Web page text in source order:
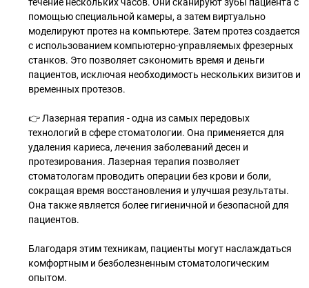
помощью специальной камеры, а затем виртуально
моделируют протез на компьютере. Затем протез создается
с использованием компьютерно-управляемых фрезерных
станков. Это позволяет сэкономить время и деньги
пациентов, исключая необходимость нескольких визитов и
временных протезов.
👉 Лазерная терапия - одна из самых передовых
технологий в сфере стоматологии. Она применяется для
удаления кариеса, лечения заболеваний десен и
протезирования. Лазерная терапия позволяет
стоматологам проводить операции без крови и боли,
сокращая время восстановления и улучшая результаты.
Она также является более гигиеничной и безопасной для
пациентов.
Благодаря этим техникам, пациенты могут наслаждаться
комфортным и безболезненным стоматологическим
опытом.